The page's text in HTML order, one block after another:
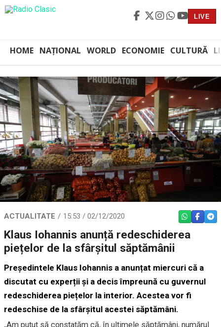
LIVE
HOME NAȚIONAL WORLD ECONOMIE CULTURĂ
ACTUALITATE 15:53 / 02/12/2020 WHATSAPP
Klaus Iohannis anunță redeschiderea
piețelor de la sfârșitul săptămânii
Președintele Klaus Iohannis a anunțat miercuri că a
discutat cu experții și a decis împreună cu guvernul
redeschiderea piețelor la interior. Acestea vor fi
redeschise de la sfârșitul acestei săptămâni.
„Am putut să constatăm că, în ultimele săptămâni, numărul